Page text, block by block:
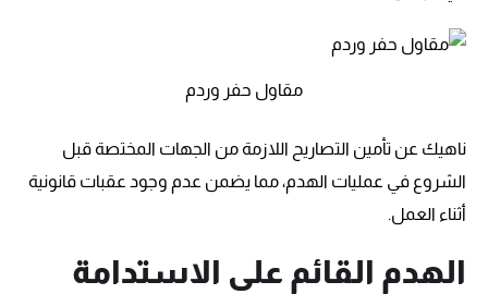
مقاول حفر وردم
ناهيك عن تأمين التصاريح اللازمة من الجهات المختصة قبل
الشروع في عمليات الهدم، مما يضمن عدم وجود عقبات قانونية
أثناء العمل.
الهدم القائم على الاستدامة